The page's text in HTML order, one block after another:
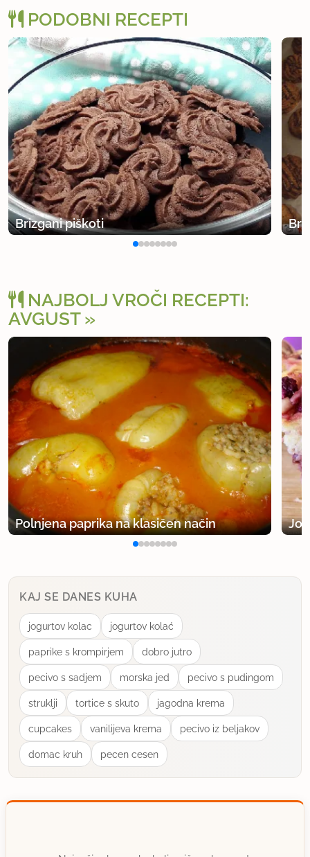
PODOBNI RECEPTI
Brizgani piškoti
NAJBOLJ VROČI RECEPTI:
AVGUST
Polnjena paprika na klasičen način
KAJ SE DANES KUHA
jogurtov kolac jogurtov kolać
paprike s krompirjem dobro jutro
pecivo s sadjem morska jed pecivo s pudingom
struklji tortice s skuto jagodna krema
cupcakes vanilijeva krema pecivo iz beljakov
domac kruh pecen cesen